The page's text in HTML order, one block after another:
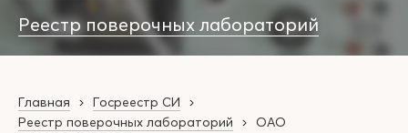
Реестр поверочных лабораторий
Главная
Госреестр СИ
Реестр поверочных лабораторий
ОАО